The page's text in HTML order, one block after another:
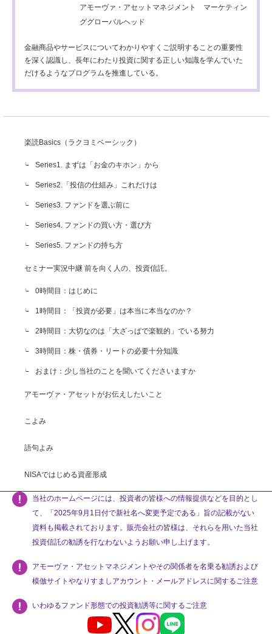
楽読Basics（ラクヨミベーシック）
Series1. まずは「お金のキホン」から
Series2.「投信の仕組み」これだけは
Series3. ファンドを選ぶ前に
Series4. ファンドの買い方・選び方
Series5. ファンドの持ち方
セミナー実況中継 前を向く人の、投資信託。
0時間目：はじめに
1時間目：「投資が必要」は本当に本当なのか？
2時間目：大切なのは「大ざっぱで楽観的」でいる努力
3時間目：株・債券・リートの必要十分知識
おまけ：少し当社のことを聞いてくださいますか
アモーヴァ・アセットがお伝えしたいこと
こよみ
語句よみ
NISAではじめる資産形成
アモーヴァ・アセットマネジメント マーケティン
ググローバルヘッド
金融商品やサービスについてわかりやすくご説明することの重要性
を深く認識し、長年にわたり投資に関する正しい知識を学んでいた
だけるようなプログラムを推進している。
当社のホームページには、投資者の皆様への情報提供などを目的とし
て、「2025年9月1日付で新社名へ変更予定である」旨の記載がない
資料も掲載されております。販売会社の皆様は、それらを用いた当社
投資信託の勧誘を行なわないようお願い申し上げます。
アモーヴァ・アセットマネジメントやその関係者を名乗る勧誘および
模倣サイトやなりすましアカウント・メールアドレスに関するご注意
いわゆるファンド形態での投資勧誘等に関するご注意
Youtube X InstagramLINE